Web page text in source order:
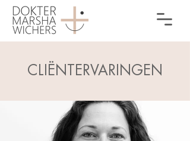
CLIËNTERVARINGEN